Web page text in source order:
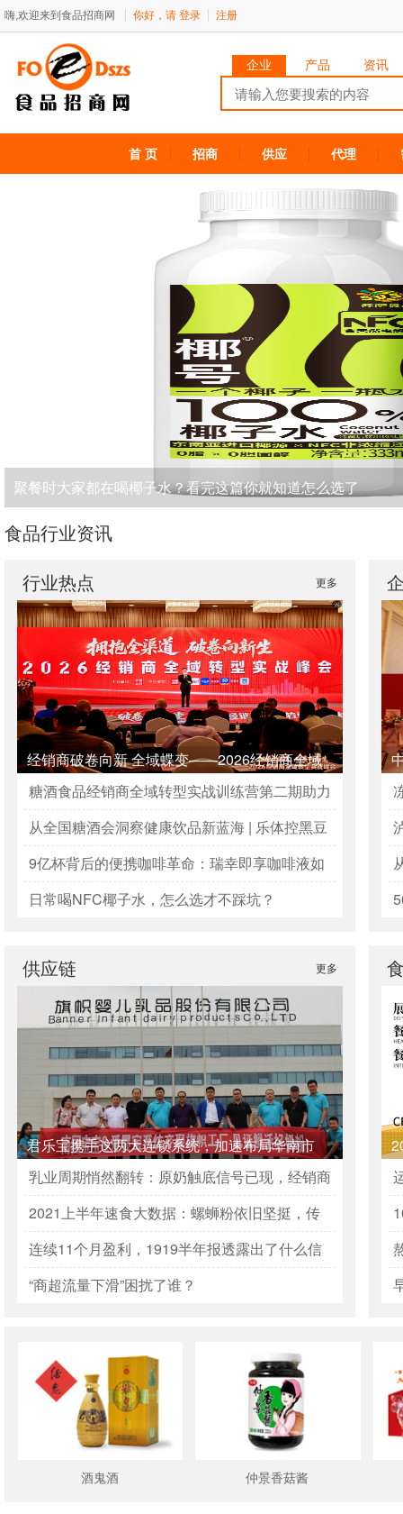
嗨,欢迎来到食品招商网 你好，请 登录 注册
企业 产品 资讯
首 页 招商 供应 代理
聚餐时大家都在喝椰子水？看完这篇你就知道怎么选了
食品行业资讯
更多
行业热点
经销商破卷向新 全域蝶变——2026经销商全域
转型实战峰会启幕行业新征程！
糖酒食品经销商全域转型实战训练营第二期助力
生意增长
从全国糖酒会洞察健康饮品新蓝海 | 乐体控黑豆
茶——经销商不容错过的“黄金产品”
9亿杯背后的便携咖啡革命：瑞幸即享咖啡液如
何跑出双位数高增长？
日常喝NFC椰子水，怎么选才不踩坑？
更多
供应链
君乐宝携手这两大连锁系统，加速布局华南市
场！
乳业周期悄然翻转：原奶触底信号已现，经销商
的战略窗口来了
2021上半年速食大数据：螺蛳粉依旧坚挺，传
统品牌重回快速增长
连续11个月盈利，1919半年报透露出了什么信
号？
“商超流量下滑”困扰了谁？
酒鬼酒 仲景香菇酱